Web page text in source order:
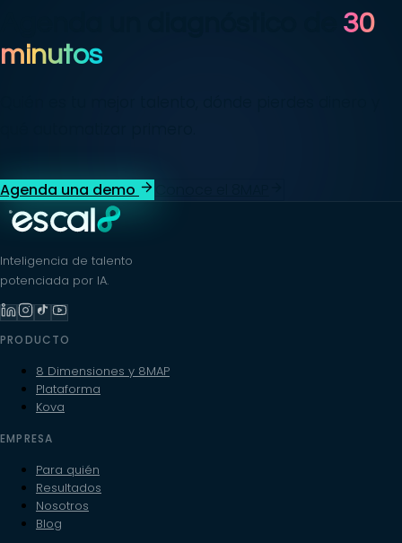
30
minutos
Agenda una demo
Inteligencia de talento
potenciada por IA.
PRODUCTO
8 Dimensiones y 8MAP
Plataforma
Kova
EMPRESA
Para quién
Resultados
Nosotros
Blog